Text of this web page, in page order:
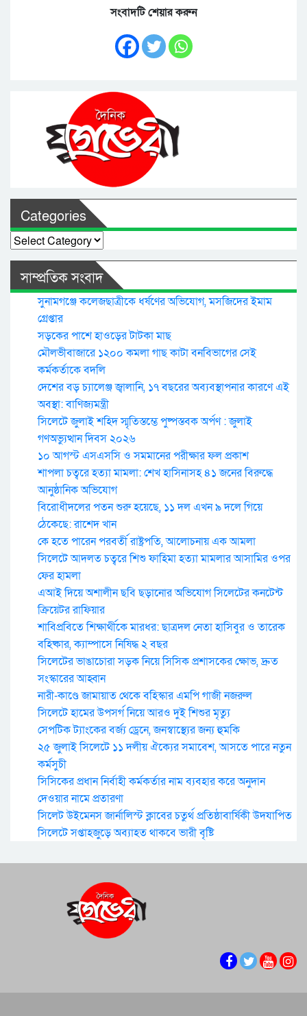
সংবাদটি শেয়ার করুন
Categories
Categories
সাম্প্রতিক সংবাদ
সুনামগঞ্জে কলেজছাত্রীকে ধর্ষণের অভিযোগ, মসজিদের ইমাম
গ্রেপ্তার
সড়কের পাশে হাওড়ের টাটকা মাছ
মৌলভীবাজারে ১২০০ কমলা গাছ কাটা বনবিভাগের সেই
কর্মকর্তাকে বদলি
দেশের বড় চ্যালেঞ্জ জ্বালানি, ১৭ বছরের অব্যবস্থাপনার কারণে এই
অবস্থা: বাণিজ্যমন্ত্রী
সিলেটে জুলাই শহিদ স্মৃতিস্তম্ভে পুষ্পস্তবক অর্পণ : জুলাই
গণঅভ্যুত্থান দিবস ২০২৬
১০ আগস্ট এসএসসি ও সমমানের পরীক্ষার ফল প্রকাশ
শাপলা চত্বরে হত্যা মামলা: শেখ হাসিনাসহ ৪১ জনের বিরুদ্ধে
আনুষ্ঠানিক অভিযোগ
বিরোধীদলের পতন শুরু হয়েছে, ১১ দল এখন ৯ দলে গিয়ে
ঠেকেছে: রাশেদ খান
কে হতে পারেন পরবর্তী রাষ্ট্রপতি, আলোচনায় এক আমলা
সিলেটে আদলত চত্বরে শিশু ফাহিমা হত্যা মামলার আসামির ওপর
ফের হামলা
এআই দিয়ে অশালীন ছবি ছড়ানোর অভিযোগ সিলেটের কনটেন্ট
ক্রিয়েটর রাফিয়ার
শাবিপ্রবিতে শিক্ষার্থীকে মারধর: ছাত্রদল নেতা হাসিবুর ও তারেক
বহিষ্কার, ক্যাম্পাসে নিষিদ্ধ ২ বছর
সিলেটের ভাঙাচোরা সড়ক নিয়ে সিসিক প্রশাসকের ক্ষোভ, দ্রুত
সংস্কারের আহ্বান
নারী-কাণ্ডে জামায়াত থেকে বহিস্কার এমপি গাজী নজরুল
সিলেটে হামের উপসর্গ নিয়ে আরও দুই শিশুর মৃত্যু
সেপটিক ট্যাংকের বর্জ্য ড্রেনে, জনস্বাস্থ্যের জন্য হুমকি
২৫ জুলাই সিলেটে ১১ দলীয় ঐক্যের সমাবেশ, আসতে পারে নতুন
কর্মসুচী
সিসিকের প্রধান নির্বাহী কর্মকর্তার নাম ব্যবহার করে অনুদান
দেওয়ার নামে প্রতারণা
সিলেট উইমেনস জার্নালিস্ট ক্লাবের চতুর্থ প্রতিষ্ঠাবার্ষিকী উদযাপিত
সিলেটে সপ্তাহজুড়ে অব্যাহত থাকবে ভারী বৃষ্টি